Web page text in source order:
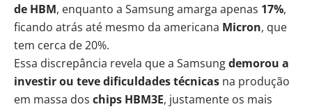
de HBM, enquanto a Samsung amarga apenas 17%,
ficando atrás até mesmo da americana Micron, que
tem cerca de 20%.
Essa discrepância revela que a Samsungdemorou a
investir ou teve dificuldades técnicas na produção
em massa dos chips HBM3E, justamente os mais